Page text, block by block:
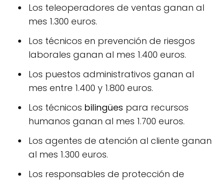
Los teleoperadores de ventas ganan al
mes 1.300 euros.
Los técnicos en prevención de riesgos
laborales ganan al mes 1.400 euros.
Los puestos administrativos ganan al
mes entre 1.400 y 1.800 euros.
Los técnicos bilingües para recursos
humanos ganan al mes 1.700 euros.
Los agentes de atención al cliente ganan
al mes 1.300 euros.
Los responsables de protección de